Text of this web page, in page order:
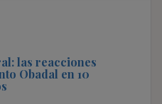
las reacciones
Obadal en 10